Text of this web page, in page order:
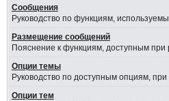
Сообщения
Руководство по функциям,
Размещение сообщений
Пояснение к функциям, доступным
Опции темы
Руководство по доступным опциям,
Опции тем